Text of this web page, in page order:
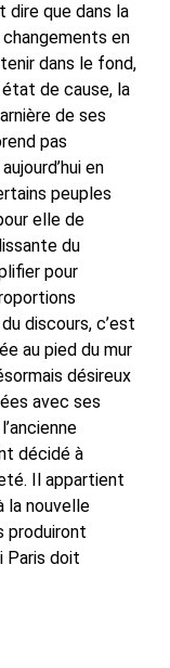
dire que dans la
changements en
dans le fond,
de cause, la
de ses
pas
en
peuples
elle de
du
pour
discours, c’est
au pied du mur
désireux
avec ses
décidé à
Il appartient
la nouvelle
produiront
Paris doit